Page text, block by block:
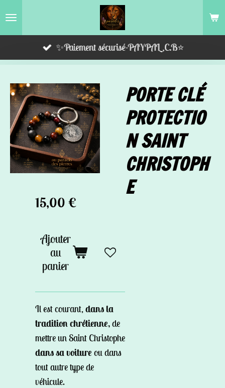
Passer
✨Paiement sécurisé-PAYPAL,C.B⭐️
PORTE CLÉ
PROTECTIO
N SAINT
CHRISTOPH
E
15,00 €
Ajouter
au
panier
Il est courant,dans la
tradition chrétienne,de
mettre un Saint Christophe
dans sa voiture ou dans
tout autre type de
véhicule.